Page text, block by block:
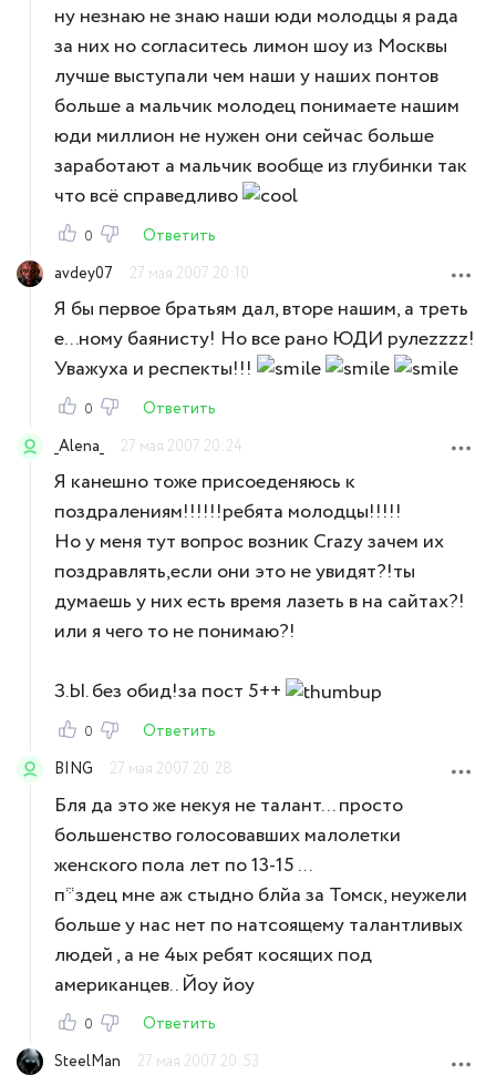
ну незнаю не знаю наши юди молодцы я рада
за них но согласитесь лимон шоу из Москвы
лучше выступали чем наши у наших понтов
больше а мальчик молодец понимаете нашим
юди миллион не нужен они сейчас больше
заработают а мальчик вообще из глубинки так
что всё справедливо
0
Ответить
avdey07
27 мая 2007 20:10
Я бы первое братьям дал, вторе нашим, а треть
е...ному баянисту! Но все рано ЮДИ рулеzzzz!
Уважуха и респекты!!!
0
Ответить
_Alena_
27 мая 2007 20:24
Я канешно тоже присоеденяюсь к
поздралениям!!!!!!ребята молодцы!!!!!
Но у меня тут вопрос возник Crazy зачем их
поздравлять,если они это не увидят?!ты
думаешь у них есть время лазеть в на сайтах?!
или я чего то не понимаю?!
З.Ы. без обид!за пост 5++
0
Ответить
BING
27 мая 2007 20:28
Бля да это же некуя не талант... просто
большенство голосовавших малолетки
женского пола лет по 13-15 ...
п*здец мне аж стыдно блйа за Томск, неужели
больше у нас нет по натсоящему талантливых
людей , а не 4ых ребят косящих под
американцев.. Йоу йоу
0
Ответить
SteelMan
27 мая 2007 20:53